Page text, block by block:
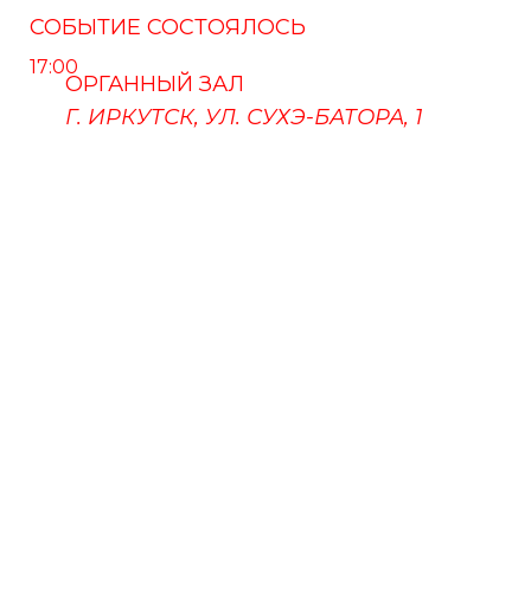
СОБЫТИЕ СОСТОЯЛОСЬ
17:00
ОРГАННЫЙ ЗАЛ
Г. ИРКУТСК, УЛ. СУХЭ-БАТОРА, 1